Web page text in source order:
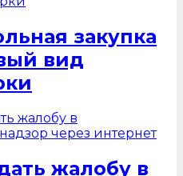
закупка
вид
жалобу в